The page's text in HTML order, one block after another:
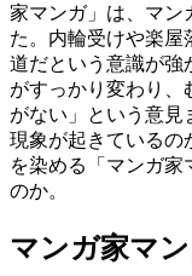
家マンガ」は、マン
た。内輪受けや楽屋
道だという意識が強
がすっかり変わり、
がない」という意見
現象が起きているの
を染める「マンガ家
のか。
マンガ家マ